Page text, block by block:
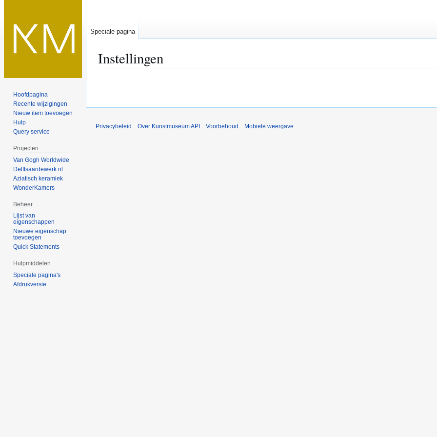
Instellingen
Speciale pagina
Hoofdpagina
Recente wijzigingen
Nieuw item toevoegen
Hulp
Query service
Projecten
Van Gogh Worldwide
Delftsaardewerk.nl
Aziatisch keramiek
WonderKamers
Beheer
Lijst van
eigenschappen
Nieuwe eigenschap
toevoegen
Quick Statements
Hulpmiddelen
Speciale pagina's
Afdrukversie
Privacybeleid Over Kunstmuseum API Voorbehoud Mobiele weergave